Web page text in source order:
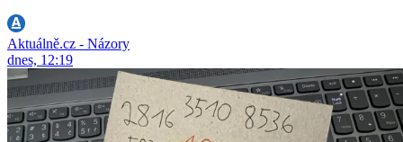
Aktuálně.cz - Názory
dnes, 12:19